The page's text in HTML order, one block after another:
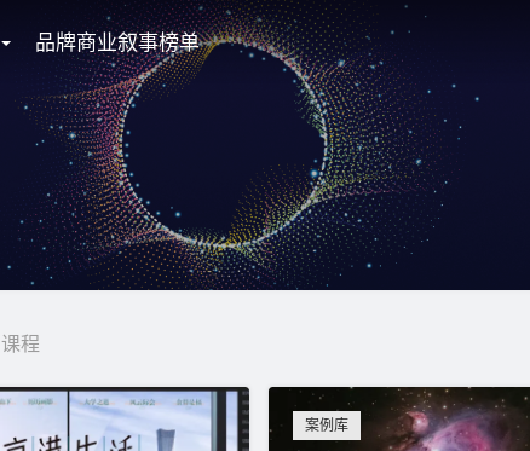
品牌商业叙事榜单
课程
案例库